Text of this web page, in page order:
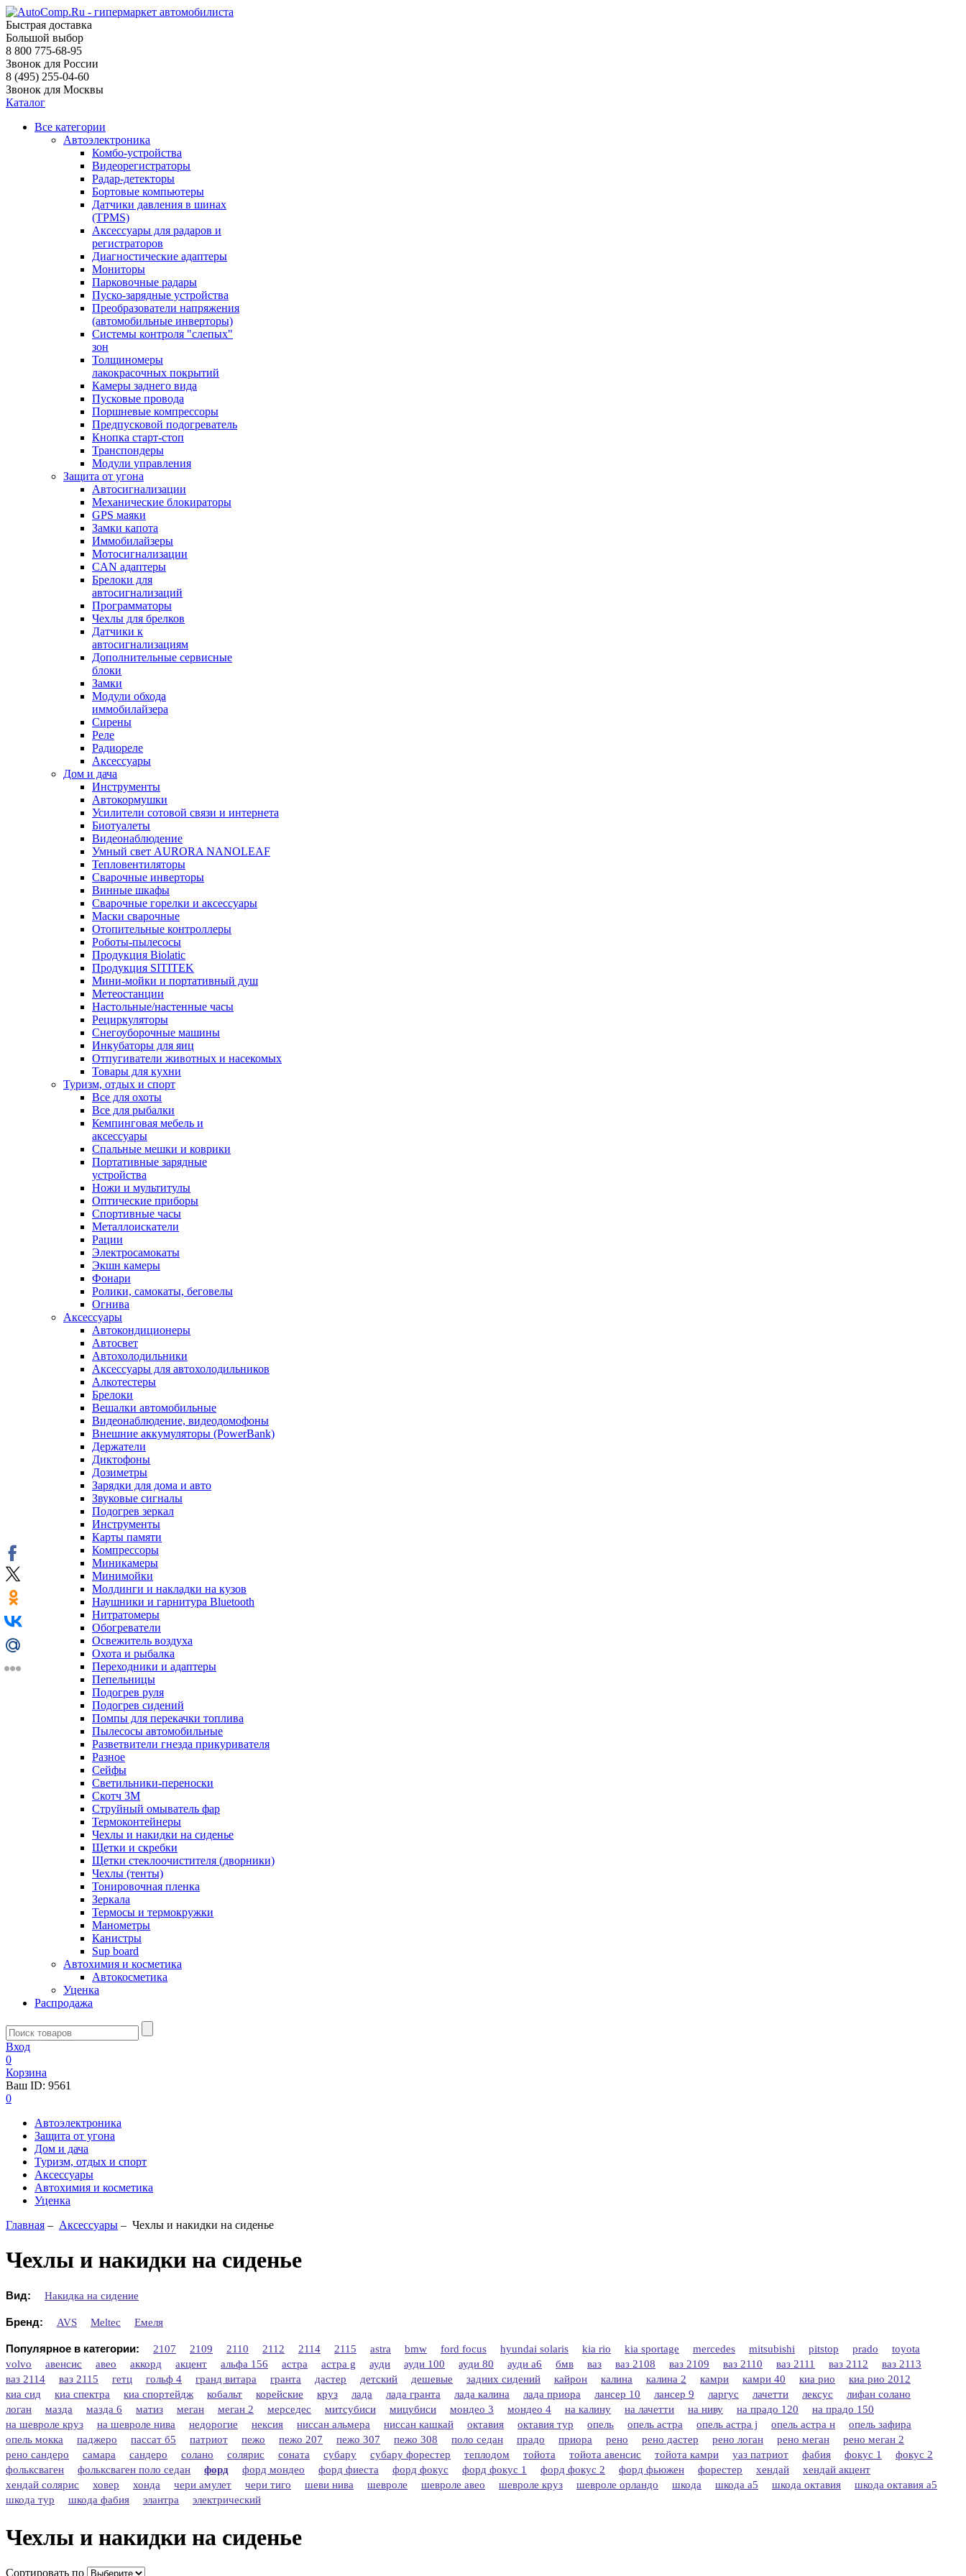
Быстрая доставка
Большой выбор
8 800 775-68-95
Звонок для России
8 (495) 255-04-60
Звонок для Москвы
Каталог
Все категории
Автоэлектроника
Комбо-устройства
Видеорегистраторы
Радар-детекторы
Бортовые компьютеры
Датчики давления в шинах
(TPMS)
Аксессуары для радаров и
регистраторов
Диагностические адаптеры
Мониторы
Парковочные радары
Пуско-зарядные устройства
Преобразователи напряжения
(автомобильные инверторы)
Системы контроля "слепых"
зон
Толщиномеры
лакокрасочных покрытий
Камеры заднего вида
Пусковые провода
Поршневые компрессоры
Предпусковой подогреватель
Кнопка старт-стоп
Транспондеры
Модули управления
Защита от угона
Автосигнализации
Механические блoкираторы
GPS маяки
Замки капота
Иммобилайзеры
Мотосигнализации
CAN адаптеры
Брелоки для
автосигнализаций
Программаторы
Чехлы для брелков
Датчики к
автосигнализациям
Дополнительные сервисные
блоки
Замки
Модули обхода
иммобилайзера
Сирены
Реле
Радиореле
Аксессуары
Дом и дача
Инструменты
Автокормушки
Усилители сотовой связи и интернета
Биотуалеты
Видеонаблюдение
Умный свет AURORA NANOLEAF
Тепловентиляторы
Сварочные инверторы
Винные шкафы
Сварочные горелки и аксессуары
Маски сварочные
Отопительные контроллеры
Роботы-пылесосы
Продукция Biolatic
Продукция SITITEK
Мини-мойки и портативный душ
Метеостанции
Настольные/настенные часы
Рециркуляторы
Снегоуборочные машины
Инкубаторы для яиц
Отпугиватели животных и насекомых
Товары для кухни
Туризм, отдых и спорт
Все для охоты
Все для рыбалки
Кемпинговая мебель и
аксессуары
Спальные мешки и коврики
Портативные зарядные
устройства
Ножи и мультитулы
Оптические приборы
Спортивные часы
Металлоискатели
Рации
Электросамокаты
Экшн камеры
Фонари
Ролики, самокаты, беговелы
Огнива
Аксессуары
Автокондиционеры
Aвтосвет
Автохолодильники
Аксессуары для автохолодильников
Алкотестеры
Брелоки
Вешалки автомобильные
Видеонаблюдение, видеодомофоны
Внешние аккумуляторы (PowerBank)
Держатели
Диктофоны
Дозиметры
Зарядки для дома и авто
Звуковые сигналы
Подогрев зеркал
Инструменты
Карты памяти
Компрессоры
Миникамеры
Минимойки
Молдинги и накладки на кузов
Наушники и гарнитура Bluetooth
Нитратомеры
Обогреватели
Освежитель воздуха
Охота и рыбалка
Переходники и адаптеры
Пепельницы
Подогрев руля
Подогрев сидений
Помпы для перекачки топлива
Пылесосы автомобильные
Разветвители гнезда прикуривателя
Разное
Сейфы
Светильники-переноски
Скотч 3М
Струйный омыватель фар
Термоконтейнеры
Чехлы и накидки на сиденье
Щетки и скребки
Щетки стеклоочистителя (дворники)
Чехлы (тенты)
Тонировочная пленка
Зеркалa
Термосы и термокружки
Манометры
Канистры
Sup board
Автохимия и косметика
Автокосметика
Уценка
Распродажа
Вход
0
Корзина
Ваш ID: 9561
0
Автоэлектроника
Защита от угона
Дом и дача
Туризм, отдых и спорт
Аксессуары
Автохимия и косметика
Уценка
Главная – Аксессуары – Чехлы и накидки на сиденье
Чехлы и накидки на сиденье
Вид: Накидка на сидение
Бренд: AVS Meltec Емеля
Популярное в категории: 2107 2109 2110 2112 2114 2115 astra bmw ford focus hyundai solaris kia rio kia sportage mercedes mitsubishi pitstop prado
toyota
volvo
авенсис авео аккорд акцент альфа 156 астра астра g ауди ауди 100 ауди 80 ауди а6 бмв ваз ваз 2108 ваз 2109 ваз 2110 ваз 2111 ваз 2112
ваз 2113
ваз 2114
ваз 2115 гетц гольф 4 гранд витара гранта дастер детский дешевые задних сидений кайрон калина калина 2 камри камри 40 киа рио
киа рио 2012
киа сид
киа спектра киа спортейдж кобальт корейские круз лада лада гранта лада калина лада приора лансер 10 лансер 9 ларгус лачетти лексус
лифан солано
логан
мазда мазда 6 матиз меган меган 2 мерседес митсубиси мицубиси мондео 3 мондео 4 на калину на лачетти на ниву на прадо 120
на прадо 150
на шевроле круз
на шевроле нива недорогие нексия ниссан альмера ниссан кашкай октавия октавия тур опель опель астра опель астра j опель астра н
опель зафира
опель мокка
паджеро пассат б5 патриот пежо пежо 207 пежо 307 пежо 308 поло седан прадо приора рено рено дастер рено логан рено меган
рено меган 2
рено сандеро
самара сандеро солано солярис соната субару субару форестер теплодом тойота тойота авенсис тойота камри уаз патриот фабия фокус 1
фокус 2
фольксваген
фольксваген поло седан форд форд мондео форд фиеста форд фокус форд фокус 1 форд фокус 2 форд фьюжен форестер хендай
хендай акцент
хендай солярис
ховер хонда чери амулет чери тиго шеви нива шевроле шевроле авео шевроле круз шевроле орландо шкода шкода а5 шкода октавия
шкода октавия а5
шкода тур
шкода фабия элантра электрический
Чехлы и накидки на сиденье
Сортировать по